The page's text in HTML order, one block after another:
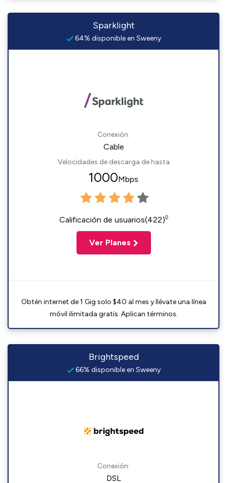
Sparklight
64% disponible en Sweeny
Conexión:
Cable
Velocidades de descarga de hasta
1000Mbps
Calificación de usuarios(422)◊
Ver Planes
Obtén internet de 1 Gig solo $40 al mes y llévate una línea
móvil ilimitada gratis. Aplican términos.
Brightspeed
66% disponible en Sweeny
Conexión:
DSL